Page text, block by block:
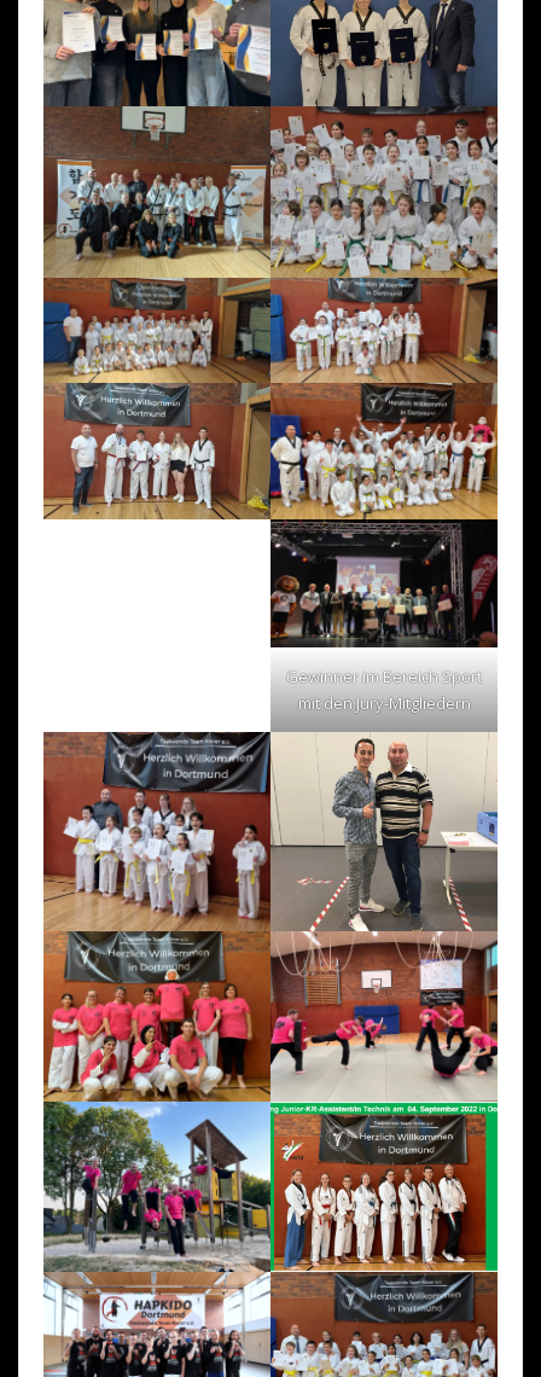
Gewinner im Bereich Sport
mit den Jury-Mitgliedern